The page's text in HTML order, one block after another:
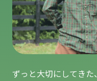
ずっと大切にしてきた、